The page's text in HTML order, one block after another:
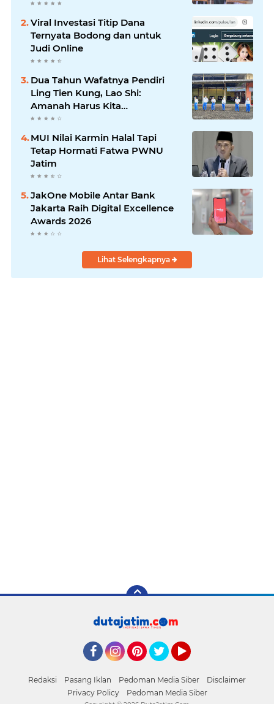
Viral Investasi Titip Dana
Ternyata Bodong dan untuk
Judi Online
Dua Tahun Wafatnya Pendiri
Ling Tien Kung, Lao Shi:
Amanah Harus Kita
Laksanakan!
MUI Nilai Karmin Halal Tapi
Tetap Hormati Fatwa PWNU
Jatim
JakOne Mobile Antar Bank
Jakarta Raih Digital Excellence
Awards 2026
Lihat Selengkapnya
Redaksi Pasang Iklan Pedoman Media Siber
Disclaimer
Privacy Policy
Pedoman Media Siber